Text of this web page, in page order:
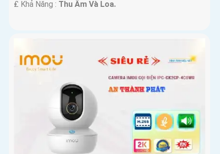
️₤ Khả Năng : Thu Âm Và Loa.